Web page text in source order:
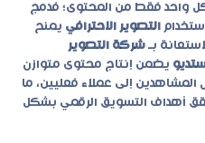
واحد فقط من المحتوى؛ فدمج
التصوير الاحترافي يمنح
بـ شركة التصوير
يضمن إنتاج محتوى متوازن
المشاهدين إلى عملاء فعليين، ما
أهداف التسويق الرقمي بشكل